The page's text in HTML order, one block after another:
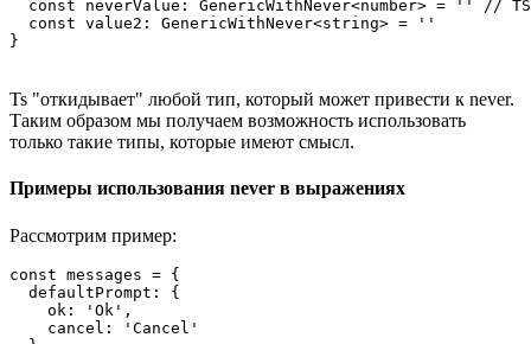
const neverValue: GenericWithNever<number> = '' //
  const value2: GenericWithNever<string> = ''
Ts "откидывает" любой тип, который может привести к never.
Таким образом мы получаем возможность использовать
только такие типы, которые имеют смысл.
Примеры использования never в выражениях
Рассмотрим пример:
const messages = {
  defaultPrompt: {
    ok: 'Ok',
    cancel: 'Cancel'